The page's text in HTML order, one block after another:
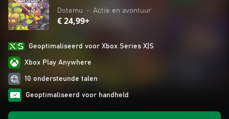
Dotemu • Actie en avontuur
€ 24,99+
Geoptimaliseerd voor Xbox Series X|S
Xbox Play Anywhere
10 ondersteunde talen
Geoptimaliseerd voor handheld